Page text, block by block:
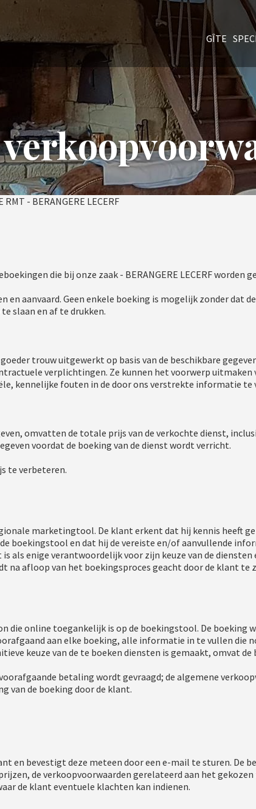
GÎTE
RMT - BERANGERE LECERF
die bij onze zaak - BERANGERE LECERF worden
en aanvaard. Geen enkele boeking is mogelijk zonder dat
slaan en af te drukken.
trouw uitgewerkt op basis van de beschikbare
verplichtingen. Ze kunnen het voorwerp uitmaken
kennelijke fouten in de door ons verstrekte informatie te
omvatten de totale prijs van de verkochte dienst,
voordat de boeking van de dienst wordt verricht.
te verbeteren.
marketingtool. De klant erkent dat hij kennis heeft
boekingstool en dat hij de vereiste en/of aanvullende
als enige verantwoordelijk voor zijn keuze van de
na afloop van het boekingsproces geacht door de klant te
die online toegankelijk is op de boekingstool. De boeking
aan elke boeking, alle informatie in te vullen die
keuze van de te boeken diensten is gemaakt, omvat
betaling wordt gevraagd; de algemene
van de boeking door de klant.
en bevestigt deze meteen door een e-mail te sturen. De
de verkoopvoorwaarden gerelateerd aan het
de klant eventuele klachten kan indienen.